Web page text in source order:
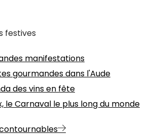
festives
manifestations
gourmandes dans l'Aude
des vins en fête
le Carnaval le plus long du monde